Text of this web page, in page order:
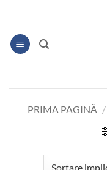
content
PRIMA PAGINĂ /